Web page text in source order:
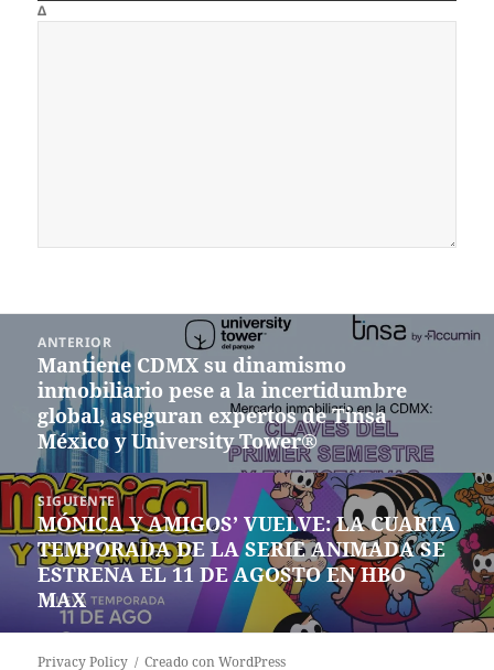
Δ
entradas
ANTERIOR
Entrada
anterior:
Mantiene CDMX su dinamismo
inmobiliario pese a la incertidumbre
global, aseguran expertos de Tinsa
México y University Tower®
SIGUIENTE
Siguiente
entrada:
MÓNICA Y AMIGOS’ VUELVE: LA CUARTA
TEMPORADA DE LA SERIE ANIMADA SE
ESTRENA EL 11 DE AGOSTO EN HBO
MAX
Privacy Policy Creado con WordPress